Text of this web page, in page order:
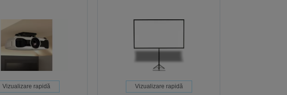
Vizualizare rapidă Vizualizare rapidă